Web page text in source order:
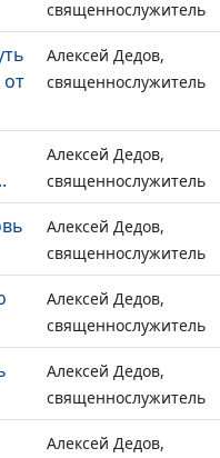
священнослужитель
от
Алексей Дедов,
священнослужитель
Алексей Дедов,
священнослужитель
Алексей Дедов,
священнослужитель
Алексей Дедов,
священнослужитель
Алексей Дедов,
священнослужитель
Алексей Дедов,